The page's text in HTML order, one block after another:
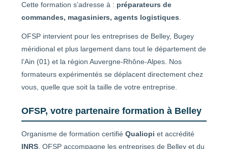
Cette formation s’adresse à : préparateurs de
commandes, magasiniers, agents logistiques
OFSP intervient pour les entreprises de Belley, Bugey
méridional et plus largement dans tout le département de
l’Ain (01) et la région Auvergne-Rhône-Alpes. Nos
formateurs expérimentés se déplacent directement chez
vous, quelle que soit la taille de votre entreprise.
OFSP, votre partenaire formation à Belley
Organisme de formation certifié Qualiopi et accrédité
INRS , OFSP accompagne les entreprises de Belley et du